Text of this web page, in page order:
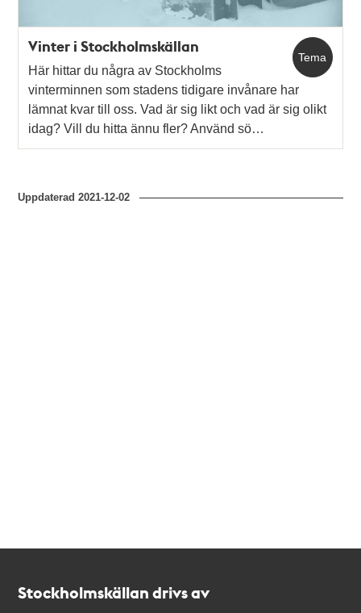
Tema
Vinter i Stockholmskällan
Här hittar du några av Stockholms
vinterminnen som stadens tidigare invånare har
lämnat kvar till oss. Vad är sig likt och vad är sig olikt
idag? Vill du hitta ännu fler? Använd sö…
Uppdaterad2021-12-02
Stockholmskällan drivs av